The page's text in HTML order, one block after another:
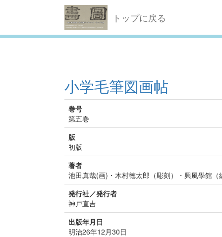
トップに戻る
小学毛筆図画帖
巻号
第五巻
版
初版
著者
池田真哉(画)・木村徳太郎（彫刻）・興風學館（
発行社／発行者
神戸直吉
出版年月日
明治26年12月30日